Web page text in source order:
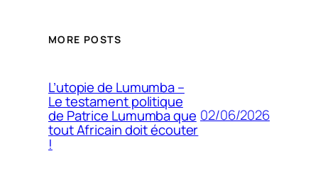
MORE POSTS
L’utopie de Lumumba –
Le testament politique
de Patrice Lumumba que
tout Africain doit écouter
!
02/06/2026